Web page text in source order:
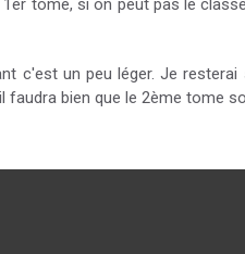
tome, si on peut pas le
c'est un peu léger. Je
bien que le 2ème tome